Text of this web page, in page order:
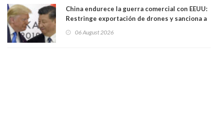
China endurece la guerra comercial con EEUU:
Restringe exportación de drones y sanciona a
06 August 2026